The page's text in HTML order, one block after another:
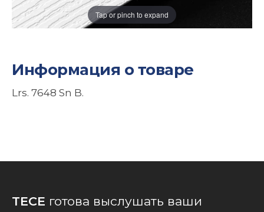
Tap or pinch to expand
Информация о товаре
Lrs. 7648 Sn B.
TECE готова выслушать ваши